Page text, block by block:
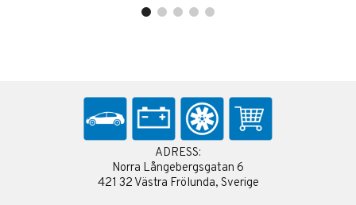
ADRESS:
Norra Långebergsgatan 6
421 32 Västra Frölunda, Sverige